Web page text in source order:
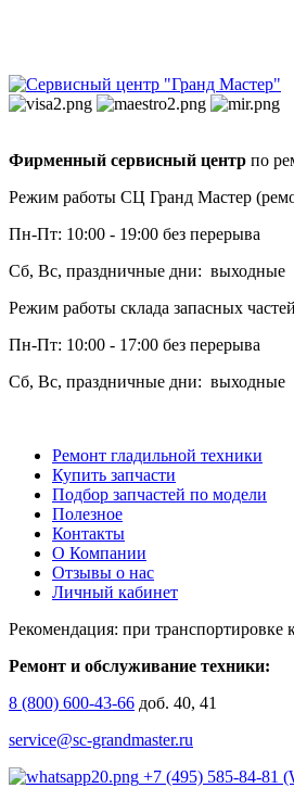
Фирменный сервисный центр по
Режим работы СЦ Гранд Мастер
Пн-Пт: 10:00 - 19:00 без перерыва
Сб, Вс, праздничные дни: выходные
Режим работы склада запасных
Пн-Пт: 10:00 - 17:00 без перерыва
Сб, Вс, праздничные дни: выходные
Ремонт гладильной техники
Купить запчасти
Подбор запчастей по модели
Полезное
Контакты
О Компании
Отзывы о нас
Личный кабинет
Рекомендация: при транспортировке
Ремонт и обслуживание техники:
8 (800) 600-43-66 доб. 40, 41
service@sc-grandmaster.ru
+7 (495) 585-84-81